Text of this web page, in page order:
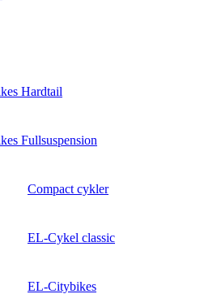
Hardtail
Fullsuspension
Compact cykler
EL-Cykel classic
EL-Citybikes